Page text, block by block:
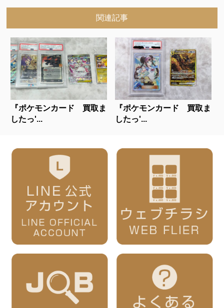
関連記事
『ポケモンカード 買取ま
したっ'...
『ポケモンカード 買取ま
したっ'...